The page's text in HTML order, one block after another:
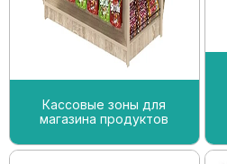
Кассовые зоны для
магазина продуктов